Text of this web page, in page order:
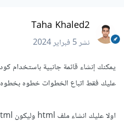
Taha Khaled2
نشر5 فبراير 2024
عليك فقط اتباع الخطوات خطوه بخطوه